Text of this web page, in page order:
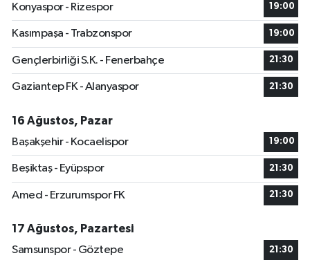
Konyaspor - Rizespor
19:00
Kasımpaşa - Trabzonspor 19:00
Gençlerbirliği S.K. - Fenerbahçe 21:30
Gaziantep FK - Alanyaspor 21:30
16 Ağustos, Pazar
Başakşehir - Kocaelispor
19:00
Beşiktaş - Eyüpspor 21:30
Amed - Erzurumspor FK 21:30
17 Ağustos, Pazartesi
Samsunspor - Göztepe
21:30